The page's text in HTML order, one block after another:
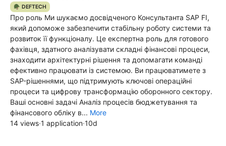
🪖 DEFTECH
Про роль Ми шукаємо досвідченого Консультанта SAP FI,
який допоможе забезпечити стабільну роботу системи та
розвиток її функціоналу. Це експертна роль для готового
фахівця, здатного аналізувати складні фінансові процеси,
знаходити архітектурні рішення та допомагати команді
ефективно працювати із системою. Ви працюватимете з
SAP-рішеннями, що підтримують ключові операційні
процеси та цифрову трансформацію оборонного сектору.
Ваші основні задачі Аналіз процесів бюджетування та
фінансового обліку в... More
14 views·1 application·10d